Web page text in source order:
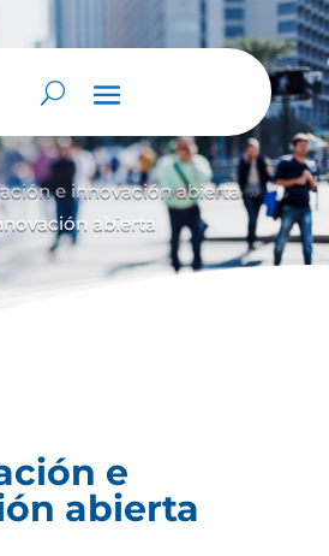
e innovación abierta 9
abierta
e
abierta